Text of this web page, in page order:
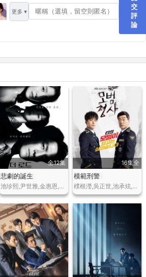
更多 ▾
交
評
論
全12集
悲劇的誕生
池珍熙,尹世雅,金惠恩,千虎珍,安內相,金聖洙,趙達煥,白智媛,金雷夏,姜京憲,李鍾赫
16集全
模範刑警
樸根瀅,吳正世,池承炫,趙在允,鄭淳元,曹熙奉,車來亨